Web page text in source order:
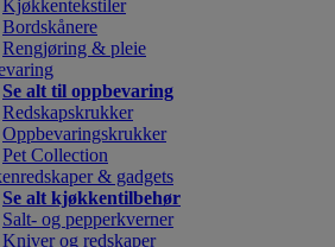
Kjøkkentekstiler
Bordskånere
Rengjøring & pleie
Se alt til oppbevaring
Redskapskrukker
Oppbevaringskrukker
Pet Collection
& gadgets
Se alt kjøkkentilbehør
Salt- og pepperkverner
Kniver og redskaper